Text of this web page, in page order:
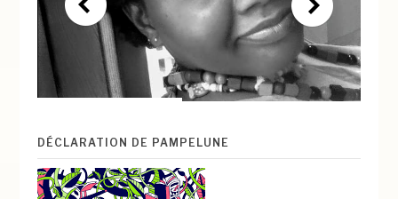
DÉCLARATION DE PAMPELUNE